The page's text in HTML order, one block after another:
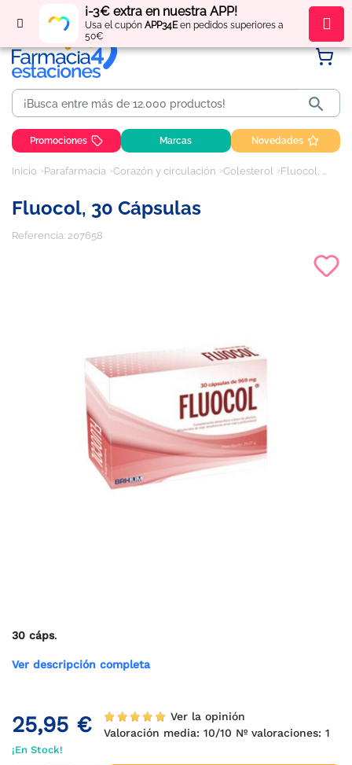
¡-3€ extra en nuestra APP!
Usa el cupón APP34Een pedidos superiores a
50€
Regístratey obténpuntos por tus compras

Promociones Marcas Novedades
Inicio Parafarmacia Corazón y circulación Colesterol Fluocol, 30 cápsulas
Fluocol, 30 Cápsulas
Referencia: 207658
30 cáps.
Ver descripción completa
25,95 €
Ver la opinión
Valoración media: 10/10 Nº valoraciones: 1
¡En Stock!